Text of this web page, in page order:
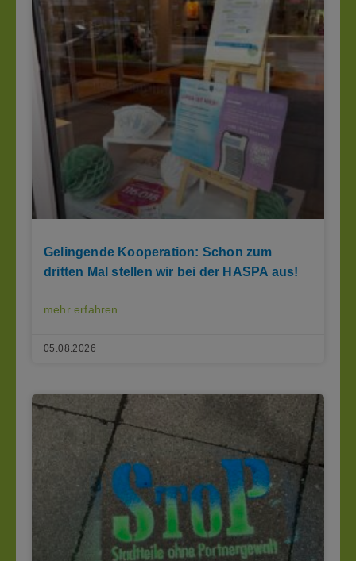
Gelingende Kooperation: Schon zum
dritten Mal stellen wir bei der HASPA aus!
mehr erfahren
05.08.2026